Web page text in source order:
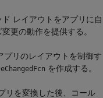
レイアウトをアプリに自
更の動作を提供する。
リのレイアウトを制御す
を作成する。
リを変換した後、コール